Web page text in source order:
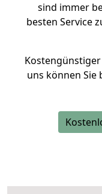
sind immer
besten Service
uns können Sie